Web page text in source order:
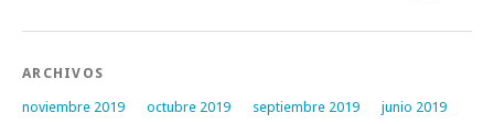
ARCHIVOS
noviembre 2019 octubre 2019 septiembre 2019
junio 2019